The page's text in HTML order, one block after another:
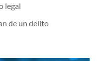
legal
de un delito